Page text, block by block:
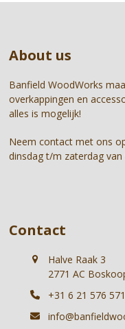
About us
Banfield WoodWorks
overkappingen en
alles is mogelijk!
Neem contact met ons
dinsdag t/m zaterdag van
Contact
Halve Raak 3
2771 AC
+31 6 21 576 571